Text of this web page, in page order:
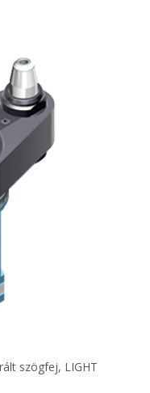
szögfej, LIGHT